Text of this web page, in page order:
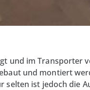
und im Transporter
und montiert
ist jedoch die